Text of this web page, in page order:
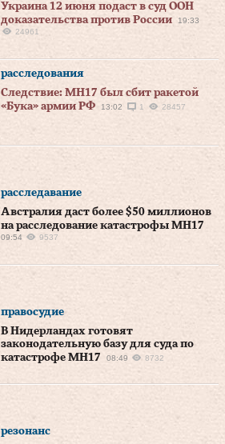
Украина 12 июня подаст в суд ООН
доказательства против России
19:33
24961
расследования
Следствие: MH17 был сбит ракетой
«Бука» армии РФ
13:02 1 28457
расследавание
Австралия даст более $50 миллионов
на расследование катастрофы МН17
09:54 9537
правосудие
В Нидерландах готовят
законодательную базу для суда по
катастрофе MH17
08:49 8732
резонанс